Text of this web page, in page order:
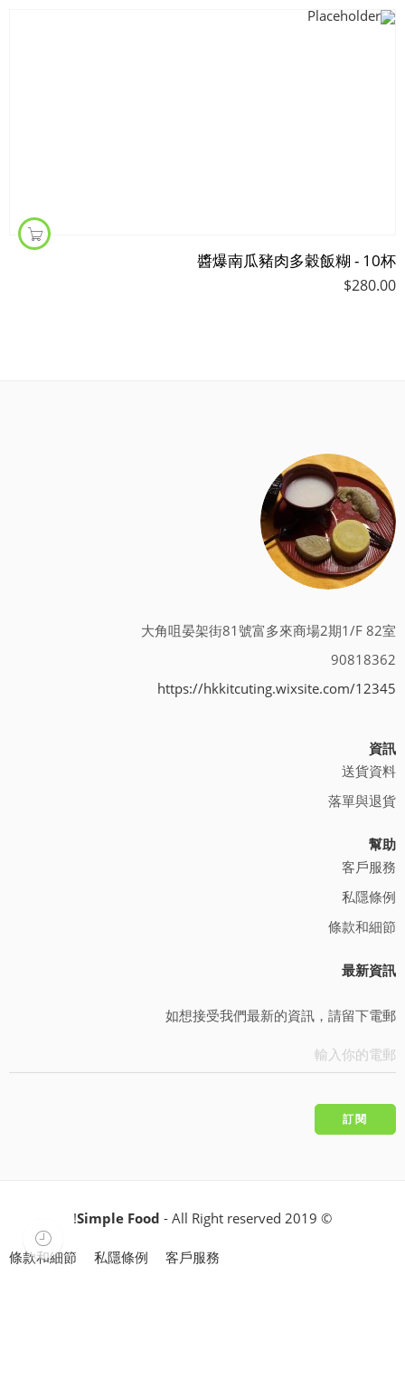
醬爆南瓜豬肉多穀飯糊 - 10杯
$280.00
大角咀晏架街81號富多來商場2期1/F 82室
90818362
https://hkkitcuting.wixsite.com/12345
資訊
送貨資料
落單與退貨
幫助
客戶服務
私隱條例
條款和細節
最新資訊
如想接受我們最新的資訊，請留下電郵
© 2019
Simple Food - All Right reserved!
客戶服務
私隱條例
條款和細節